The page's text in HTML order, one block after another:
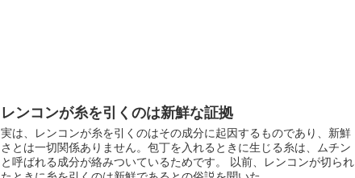
レンコンが糸を引くのは新鮮な証拠
実は、レンコンが糸を引くのはその成分に起因するものであり、新鮮
さとは一切関係ありません。包丁を入れるときに生じる糸は、ムチン
と呼ばれる成分が絡みついているためです。 以前、レンコンが切られ